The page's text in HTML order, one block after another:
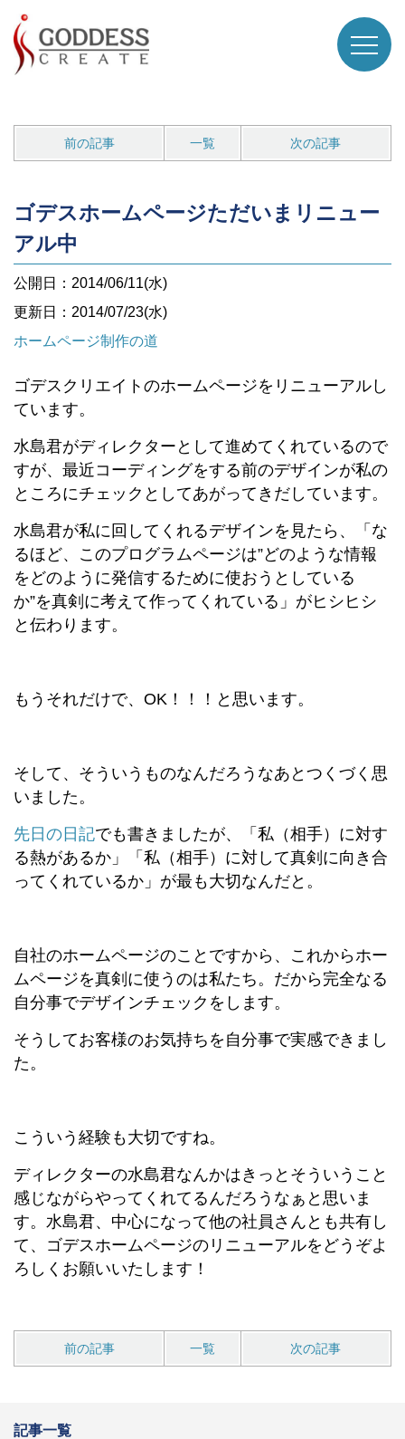
前の記事 一覧 次の記事
ゴデスホームページただいまリニュー
アル中
公開日：2014/06/11(水)
更新日：2014/07/23(水)
ホームページ制作の道
ゴデスクリエイトのホームページをリニューアルし
ています。
水島君がディレクターとして進めてくれているので
すが、最近コーディングをする前のデザインが私の
ところにチェックとしてあがってきだしています。
水島君が私に回してくれるデザインを見たら、「な
るほど、このプログラムページは”どのような情報
をどのように発信するために使おうとしている
か”を真剣に考えて作ってくれている」がヒシヒシ
と伝わります。
もうそれだけで、OK！！！と思います。
そして、そういうものなんだろうなあとつくづく思
いました。
先日の日記でも書きましたが、
「私（相手）に対す
る熱があるか」「私 （相手） に対して真剣に向き合
ってくれているか」が最も大切なんだと。
自社のホームページのことですから、これからホー
ムページを真剣に使うのは私たち。だから完全なる
自分事でデザインチェックをします。
そうしてお客様のお気持ちを自分事で実感できまし
た。
こういう経験も大切ですね。
ディレクターの水島君なんかはきっとそういうこと
感じながらやってくれてるんだろうなぁと思いま
す。水島君、中心になって他の社員さんとも共有し
て、ゴデスホームページのリニューアルをどうぞよ
ろしくお願いいたします！
前の記事 一覧 次の記事
記事一覧